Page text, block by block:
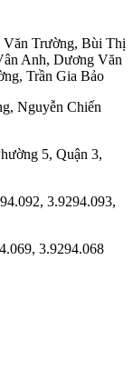
Văn Trường, Bùi Thị
Anh, Dương Văn
, Trần Gia Bảo
, Nguyễn Chiến
5, Quận 3,
3.9294.093,
3.9294.068